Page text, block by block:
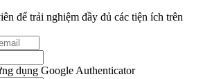
để trải nghiệm đầy đủ các tiện ích trên
dụng Google Authenticator